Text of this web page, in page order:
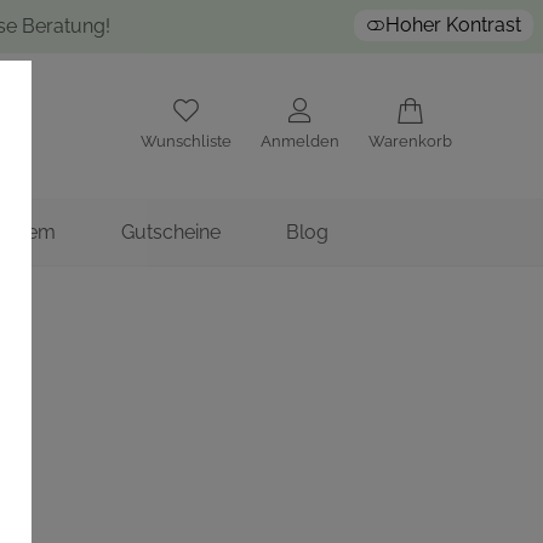
Beratung! Hoher Kontrast
Wunschliste Anmelden Warenkorb
Gutscheine Blog